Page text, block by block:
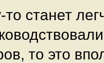
станет
то это